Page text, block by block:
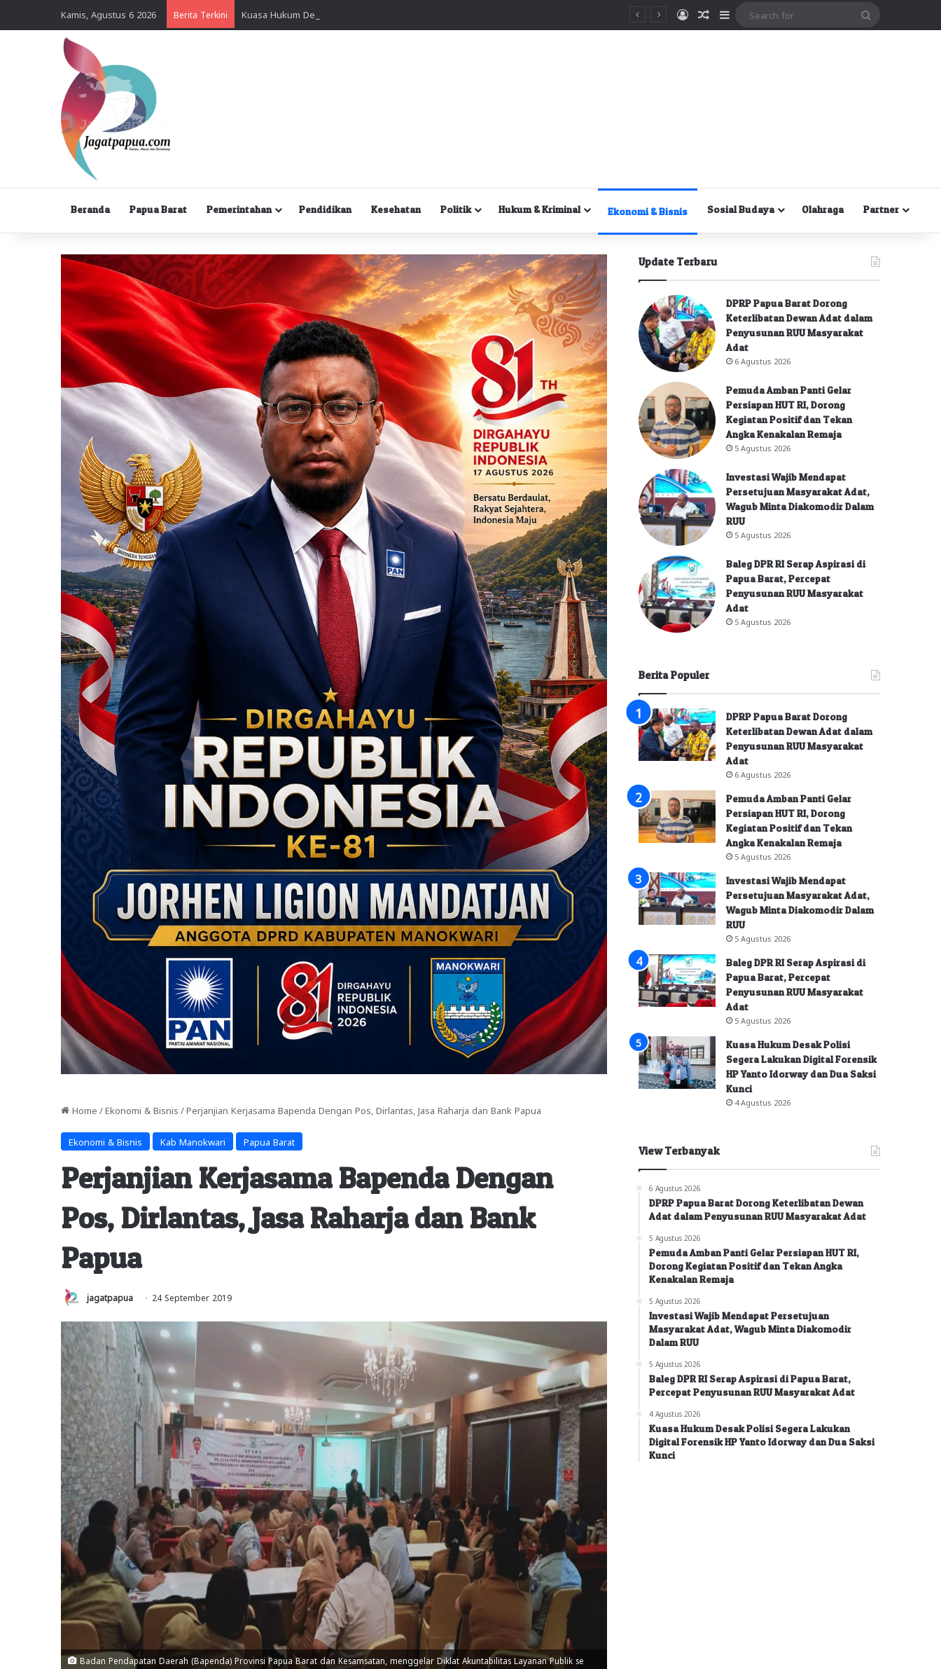
Kamis, Agustus 6 2026 Berita Terkini MasukRandom Article
Sidebar
Beranda Papua Barat Pemerintahan Pendidikan Kesehatan Politik Hukum & Kriminal Ekonomi & Bisnis Sosial Budaya Olahraga Partner
Home / Ekonomi & Bisnis / Perjanjian Kerjasama Bapenda Dengan Pos, Dirlantas, Jasa Raharja dan Bank Papua
Ekonomi & Bisnis Kab Manokwari Papua Barat
Perjanjian Kerjasama Bapenda Dengan
Pos, Dirlantas, Jasa Raharja dan Bank
Papua
jagatpapua 24 September 2019
Badan Pendapatan Daerah (Bapenda) Provinsi Papua Barat dan Kesamsatan, menggelar Diklat Akuntabilitas Layanan Publik se
Update Terbaru
DPRP Papua Barat Dorong
Keterlibatan Dewan Adat dalam
Penyusunan RUU Masyarakat
Adat
6 Agustus 2026
Pemuda Amban Panti Gelar
Persiapan HUT RI, Dorong
Kegiatan Positif dan Tekan
Angka Kenakalan Remaja
5 Agustus 2026
Investasi Wajib Mendapat
Persetujuan Masyarakat Adat,
Wagub Minta Diakomodir Dalam
RUU
5 Agustus 2026
Baleg DPR RI Serap Aspirasi di
Papua Barat, Percepat
Penyusunan RUU Masyarakat
Adat
5 Agustus 2026
Berita Populer
DPRP Papua Barat Dorong
Keterlibatan Dewan Adat dalam
Penyusunan RUU Masyarakat
Adat
6 Agustus 2026
Pemuda Amban Panti Gelar
Persiapan HUT RI, Dorong
Kegiatan Positif dan Tekan
Angka Kenakalan Remaja
5 Agustus 2026
Investasi Wajib Mendapat
Persetujuan Masyarakat Adat,
Wagub Minta Diakomodir Dalam
RUU
5 Agustus 2026
Baleg DPR RI Serap Aspirasi di
Papua Barat, Percepat
Penyusunan RUU Masyarakat
Adat
5 Agustus 2026
Kuasa Hukum Desak Polisi
Segera Lakukan Digital Forensik
HP Yanto Idorway dan Dua Saksi
Kunci
4 Agustus 2026
View Terbanyak
6 Agustus 2026
DPRP Papua Barat Dorong Keterlibatan Dewan
Adat dalam Penyusunan RUU Masyarakat Adat
5 Agustus 2026
Pemuda Amban Panti Gelar Persiapan HUT RI,
Dorong Kegiatan Positif dan Tekan Angka
Kenakalan Remaja
5 Agustus 2026
Investasi Wajib Mendapat Persetujuan
Masyarakat Adat, Wagub Minta Diakomodir
Dalam RUU
5 Agustus 2026
Baleg DPR RI Serap Aspirasi di Papua Barat,
Percepat Penyusunan RUU Masyarakat Adat
4 Agustus 2026
Kuasa Hukum Desak Polisi Segera Lakukan
Digital Forensik HP Yanto Idorway dan Dua Saksi
Kunci